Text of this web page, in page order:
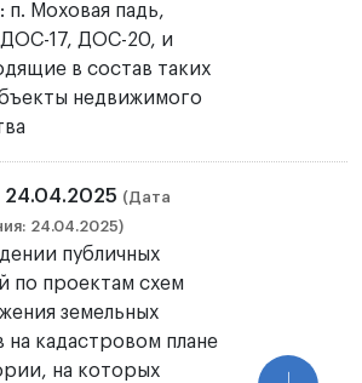
п. Моховая падь,
17, ДОС-20, и
в состав таких
недвижимого
(Дата
24.04.2025)
публичных
по проектам схем
земельных
на кадастровом плане
на которых